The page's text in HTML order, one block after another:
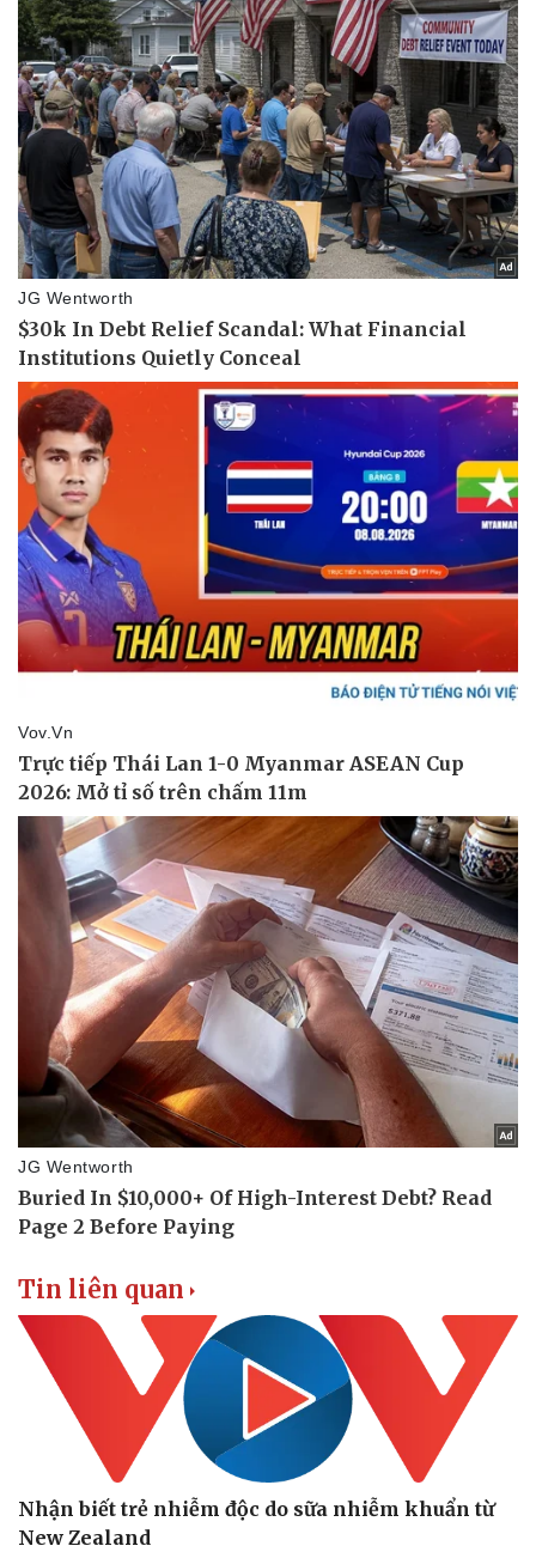
Bóng đá
Lịch thi đấu bóng đá
Thế giới thể thao
Hậu trường
Ô tô
Tin liên quan
Nhận biết trẻ nhiễm độc do sữa nhiễm khuẩn từ
New Zealand